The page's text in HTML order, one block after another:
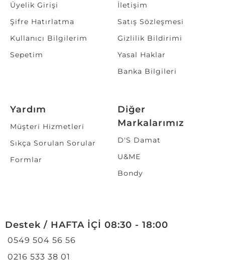
Üyelik Girişi
Şifre Hatırlatma
Kullanıcı Bilgilerim
Sepetim
İletişim
Satış Sözleşmesi
Gizlilik Bildirimi
Yasal Haklar
Banka Bilgileri
Yardım
Müşteri Hizmetleri
Sıkça Sorulan Sorular
Formlar
Diğer
Markalarımız
D'S Damat
U&ME
Bondy
Destek / HAFTA İÇİ 08:30 - 18:00
0549 504 56 56
0216 533 38 01